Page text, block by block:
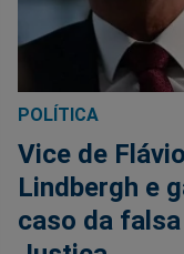
POLÍTICA
Vice de
Lindbergh e
caso da